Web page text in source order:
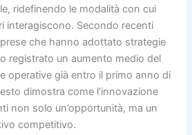
ridefinendo le modalità con cui
interagiscono. Secondo recenti
che hanno adottato strategie
registrato un aumento medio del
operative già entro il primo anno di
dimostra come l’innovazione
non solo un’opportunità, ma un
competitivo.